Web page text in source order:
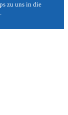
zu uns in die